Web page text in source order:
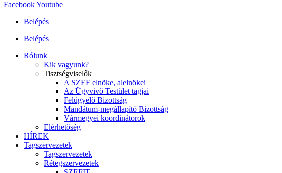
FacebookYoutube
Belépés
Belépés
Rólunk
Kik vagyunk?
Tisztségviselők
A SZEF elnöke, alelnökei
Az Ügyvivő Testület tagjai
Felügyelő Bizottság
Mandátum-megállapító Bizottság
Vármegyei koordinátorok
Elérhetőség
HÍREK
Tagszervezetek
Tagszervezetek
Rétegszervezetek